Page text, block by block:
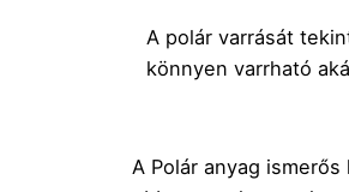
A polár varrását
könnyen varrható
A Polár anyag